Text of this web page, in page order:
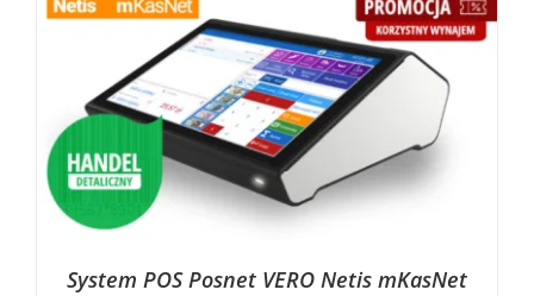
System POS Posnet VERO Netis mKasNet